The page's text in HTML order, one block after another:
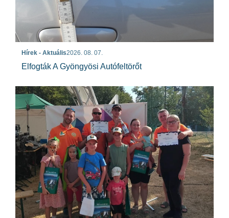
Hírek - Aktuális2026. 08. 07.
Elfogták A Gyöngyösi Autófeltörőt